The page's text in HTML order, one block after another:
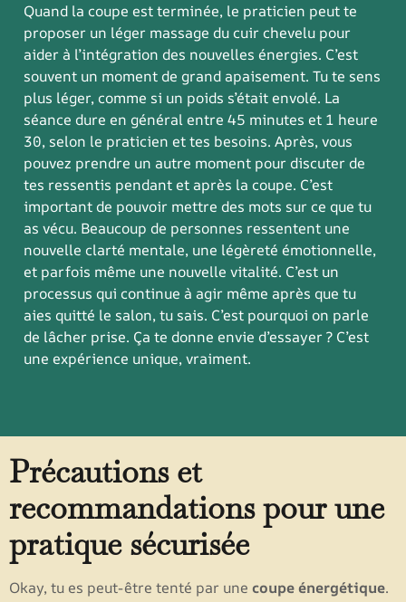
Quand la coupe est terminée, le praticien peut te
proposer un léger massage du cuir chevelu pour
aider à l’intégration des nouvelles énergies. C’est
souvent un moment de grand apaisement. Tu te sens
plus léger, comme si un poids s’était envolé. La
séance dure en général entre 45 minutes et 1 heure
30, selon le praticien et tes besoins. Après, vous
pouvez prendre un autre moment pour discuter de
tes ressentis pendant et après la coupe. C’est
important de pouvoir mettre des mots sur ce que tu
as vécu. Beaucoup de personnes ressentent une
nouvelle clarté mentale, une légèreté émotionnelle,
et parfois même une nouvelle vitalité. C’est un
processus qui continue à agir même après que tu
aies quitté le salon, tu sais. C’est pourquoi on parle
de lâcher prise. Ça te donne envie d’essayer ? C’est
une expérience unique, vraiment.
Précautions et
recommandations pour une
pratique sécurisée
Okay, tu es peut-être tenté par une coupe énergétique.